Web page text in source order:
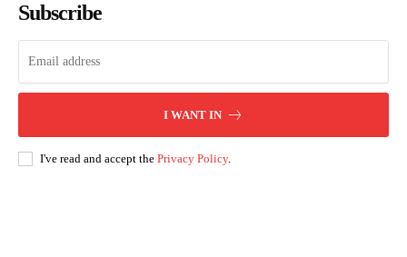
Subscribe
I WANT IN
I've read and accept the Privacy Policy.